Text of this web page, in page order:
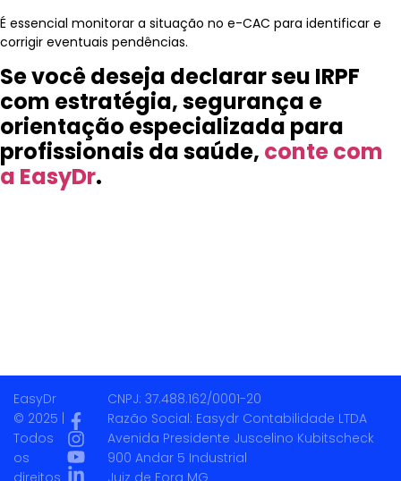
É essencial monitorar a situação no e-CAC para identificar e
corrigir eventuais pendências.
Se você deseja declarar seu IRPF
com estratégia, segurança e
orientação especializada para
profissionais da saúde, conte com
a EasyDr.
EasyDr
© 2025 |
Todos
os
CNPJ: 37.488.162/0001-20
Razão Social: Easydr Contabilidade LTDA
Avenida Presidente Juscelino Kubitscheck
900 Andar 5 Industrial